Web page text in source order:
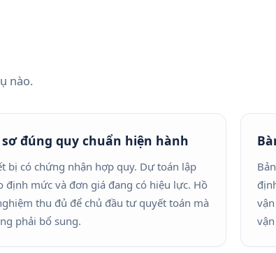
nào.
sơ đúng quy chuẩn hiện hành
bị có chứng nhận hợp quy. Dự toán lập
định mức và đơn giá đang có hiệu lực. Hồ
thu đủ để chủ đầu tư quyết toán mà
phải bổ sung.